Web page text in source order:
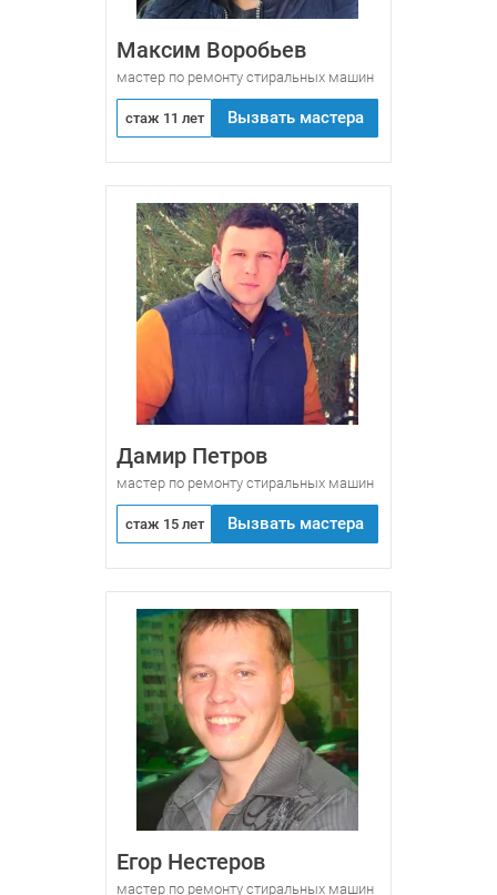
Максим Воробьев
мастер по ремонту стиральных машин
стаж 11 лет Вызвать мастера
Дамир Петров
мастер по ремонту стиральных машин
стаж 15 лет Вызвать мастера
Егор Нестеров
мастер по ремонту стиральных машин